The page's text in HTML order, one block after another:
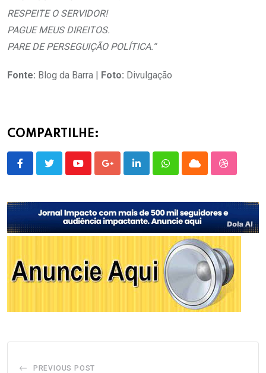
RESPEITE O SERVIDOR!
PAGUE MEUS DIREITOS.
PARE DE PERSEGUIÇÃO POLÍTICA.“
Fonte: Blog da Barra | Foto: Divulgação
COMPARTILHE:
YoutubeGoogle+LinkedInWhatsappCloud
PREVIOUS POST